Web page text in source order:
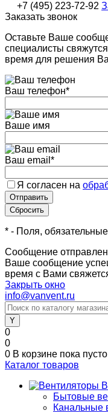
+7 (495) 223-72-92
Заказать звонок
Оставьте Ваше
специалисты
время для решения
Ваш телефон*
Ваше имя
Ваш email *
Я согласен на
* - Поля,
Сообщение
Ваше сообщение
время с Вами
Закрыть окно
info@vanvent.ru
0
0
0 В корзине пока пусто
Каталог товаров
Бытовые
Канальные